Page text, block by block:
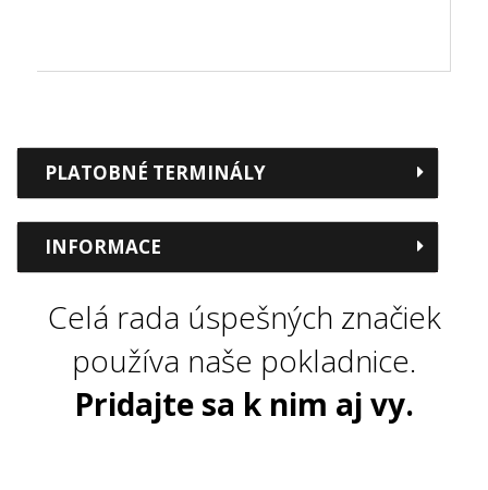
PLATOBNÉ TERMINÁLY
INFORMACE
Celá rada úspešných značiek
používa naše pokladnice.
Pridajte sa k nim aj vy.